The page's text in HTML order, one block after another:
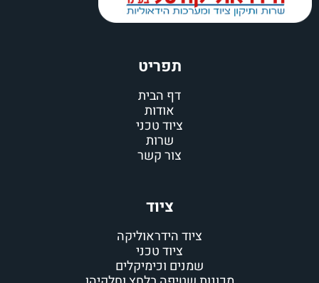
תפריט
דף הבית
אודות
ציוד טכני
שרות
צור קשר
ציוד
ציוד הידראוליקה
ציוד טכני
שמנים וכימיקלים